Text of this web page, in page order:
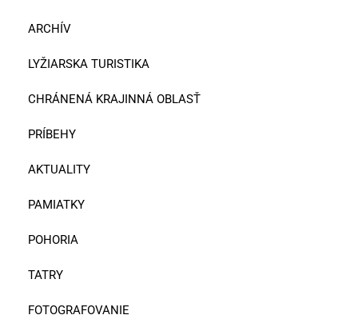
ARCHÍV
LYŽIARSKA TURISTIKA
CHRÁNENÁ KRAJINNÁ OBLASŤ
PRÍBEHY
AKTUALITY
PAMIATKY
POHORIA
TATRY
FOTOGRAFOVANIE